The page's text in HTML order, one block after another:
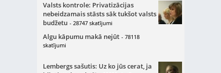
Valsts kontrole: Privatizācijas
nebeidzamais stāsts sāk tukšot valsts
budžetu - 28747 skatījumi
Algu kāpumu makā nejūt - 78118
skatījumi
Lembergs sašutis: Uz ko jūs cerat, ja